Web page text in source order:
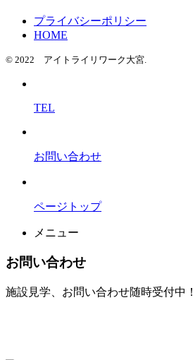
プライバシーポリシー
HOME
© 2022 アイトライリワーク大宮.
TEL
お問い合わせ
ページトップ
メニュー
お問い合わせ
施設見学、お問い合わせ随時受付中！